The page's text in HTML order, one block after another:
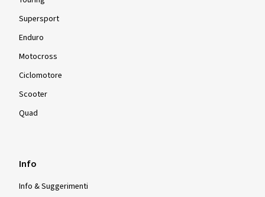
Supersport
Enduro
Motocross
Ciclomotore
Scooter
Quad
Info
Info & Suggerimenti